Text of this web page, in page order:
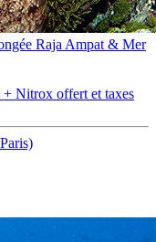
Raja Ampat & Mer
+ Nitrox offert et taxes